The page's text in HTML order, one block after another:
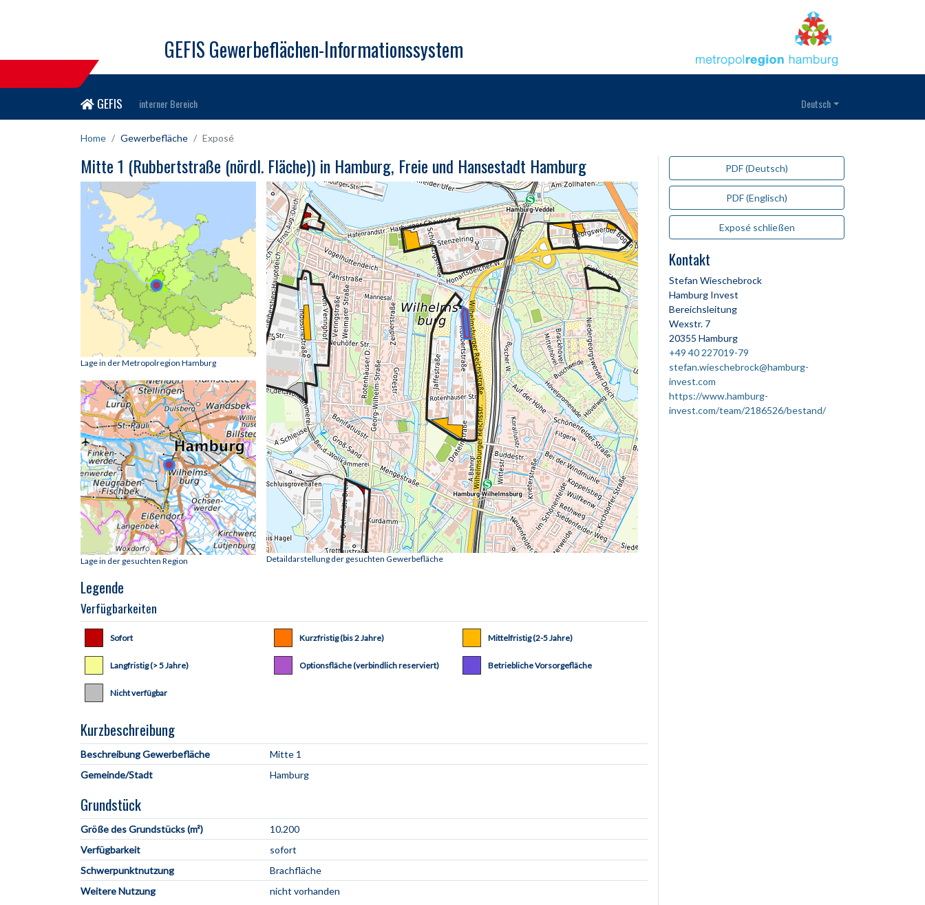
GEFIS Gewerbeflächen-Informationssystem
GEFIS interner Bereich Deutsch
Home Gewerbefläche Exposé
Mitte 1 (Rubbertstraße (nördl. Fläche)) in Hamburg, Freie und Hansestadt Hamburg
Lage in der Metropolregion Hamburg
Lage in der gesuchten Region Detaildarstellung der gesuchten Gewerbefläche
Legende
Verfügbarkeiten
Sofort Kurzfristig (bis 2 Jahre) Mittelfristig (2-5 Jahre)
Langfristig (> 5 Jahre) Optionsfläche (verbindlich reserviert) Betriebliche Vorsorgefläche
Nicht verfügbar
Kurzbeschreibung
Beschreibung Gewerbefläche
Gemeinde/Stadt
Hamburg
Grundstück
Größe des Grundstücks (m²)
10.200
Verfügbarkeit
sofort
Schwerpunktnutzung
Brachfläche
Weitere Nutzung
nicht vorhanden
PDF (Deutsch)
PDF (Englisch)
Exposé schließen
Kontakt
Stefan Wieschebrock
Hamburg Invest
Bereichsleitung
Wexstr. 7
20355 Hamburg
+49 40 227019-79
stefan.wieschebrock@hamburg-
invest.com
https://www.hamburg-
invest.com/team/2186526/bestand/